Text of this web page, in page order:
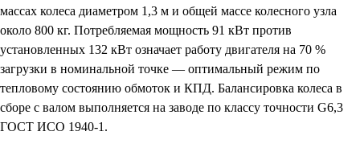
массах колеса диаметром 1,3 м и общей массе колесного узла
около 800 кг. Потребляемая мощность 91 кВт против
установленных 132 кВт означает работу двигателя на 70 %
загрузки в номинальной точке — оптимальный режим по
тепловому состоянию обмоток и КПД. Балансировка колеса в
сборе с валом выполняется на заводе по классу точности G6,3
ГОСТ ИСО 1940-1.